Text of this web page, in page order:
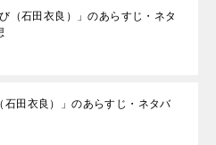
（石田衣良）」のあらすじ・ネタ
石田衣良）」のあらすじ・ネタバ